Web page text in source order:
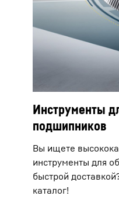
Инструменты
подшипников
Вы ищете
инструменты для
быстрой
каталог!